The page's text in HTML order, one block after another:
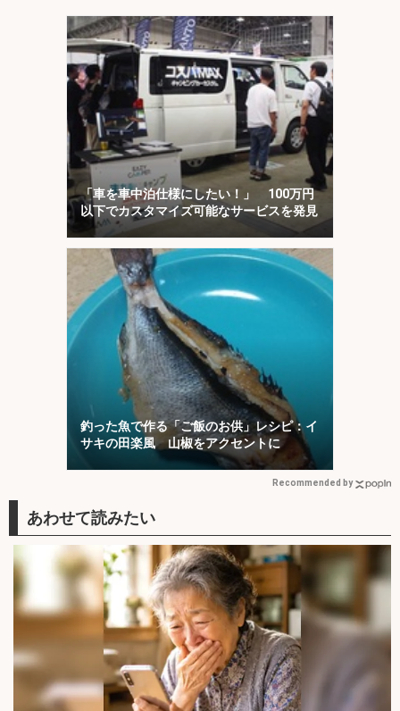
「車を車中泊仕様にしたい！」 100万円
以下でカスタマイズ可能なサービスを発見
釣った魚で作る「ご飯のお供」レシピ：イ
サキの田楽風 山椒をアクセントに
Recommended by